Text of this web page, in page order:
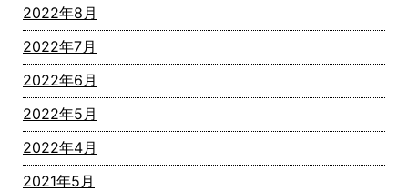
2022年8月
2022年7月
2022年6月
2022年5月
2022年4月
2021年5月